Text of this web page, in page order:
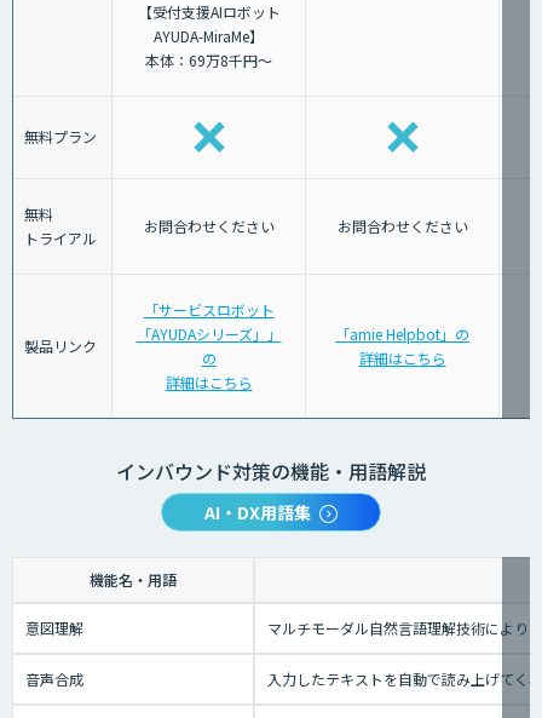
【受付支援AIロボット
AYUDA-MiraMe】
本体：69万8千円～
無料プラン
無料
トライアル
お問合わせください お問合わせください
製品リンク
「サービスロボット
「AYUDAシリーズ」」
の
詳細はこちら
「amie Helpbot」の
詳細はこちら
インバウンド対策の機能・用語解説
AI・DX用語集
機能名・用語
意図理解 マルチモーダル自然言語理解技術により
音声合成 入力したテキストを自動で読み上げてく